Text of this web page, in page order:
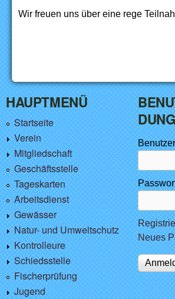
Wir freuen uns über eine rege
HAUPTMENÜ
Startseite
Verein
Mitgliedschaft
Geschäftsstelle
Tageskarten
Arbeitsdienst
Gewässer
Natur- und Umweltschutz
Kontrolleure
Schiedsstelle
Fischerprüfung
Jugend
DUNG
Neues